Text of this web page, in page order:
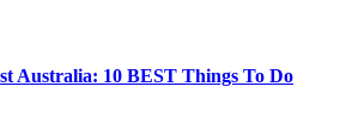
Australia: 10 BEST Things To Do